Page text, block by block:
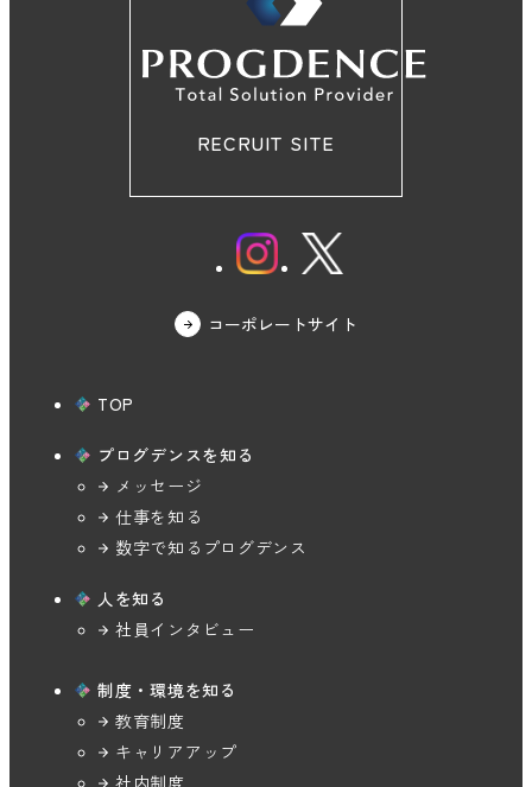
RECRUIT SITE
コーポレートサイト
TOP
プログデンスを知る
メッセージ
仕事を知る
数字で知る プログデンス
人を知る
社員インタビュー
制度・環境を知る
教育制度
キャリアアップ